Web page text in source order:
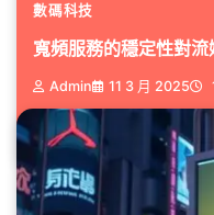
數碼科技
寬頻服務的穩定性對
Admin 11 3 月 2025
你是否曾在追看影劇時，因